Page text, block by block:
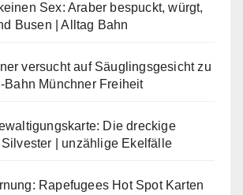
Sex: Araber bespuckt, würgt,
Busen | Alltag Bahn
versucht auf Säuglingsgesicht zu
Bahn Münchner Freiheit
Die dreckige
| unzählige Ekelfälle
Rapefugees Hot Spot Karten